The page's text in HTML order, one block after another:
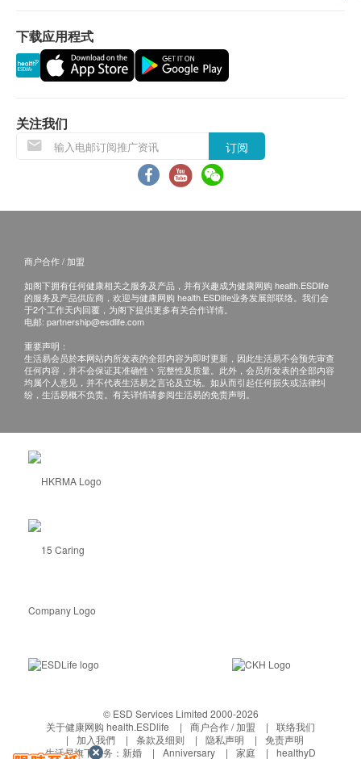
下载应用程式
关注我们
订阅
商户合作 / 加盟
如阁下拥有任何健康相关之服务及产品，并有兴趣成为健康网购 health.ESDlife
的服务及产品供应商，欢迎与健康网购 health.ESDlife业务发展部联络。我们会
于2个工作天内回覆，为阁下提供更多有关合作详情。
电邮: partnership@esdlife.com
重要声明：
生活易会员於本网站内所发表的全部内容为即时更新，因此生活易不会预先审查
任何内容，并不会保证其准确性丶完整性及质量。此外，会员所发表的全部内容
均属个人意见，并不代表生活易之言论及立场。如从而引起任何损失或法律纠
纷，生活易概不负责。有关详情请参阅生活易的免责声明。
© ESD Services Limited 2000-2026
关于健康网购 health.ESDlife
商户合作 / 加盟
联络我们
加入我們
条款及细则 隐私声明
免责声明
生活易旗下业务： 新婚 Anniversary 家庭
healthyD